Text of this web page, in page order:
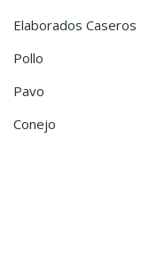
Elaborados Caseros
Pollo
Pavo
Conejo